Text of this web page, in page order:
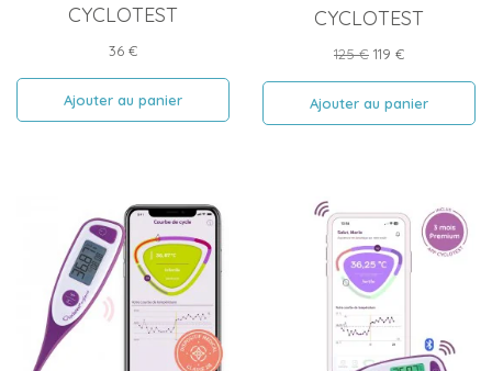
CYCLOTEST
Prix
36 €
Ajouter au panier
CYCLOTEST
Prix
125 € Prix
119 €
Ajouter au panier